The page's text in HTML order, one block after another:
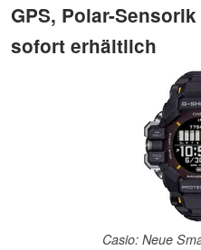
GPS, Polar-
sofort erhältlich
Casio: Neue